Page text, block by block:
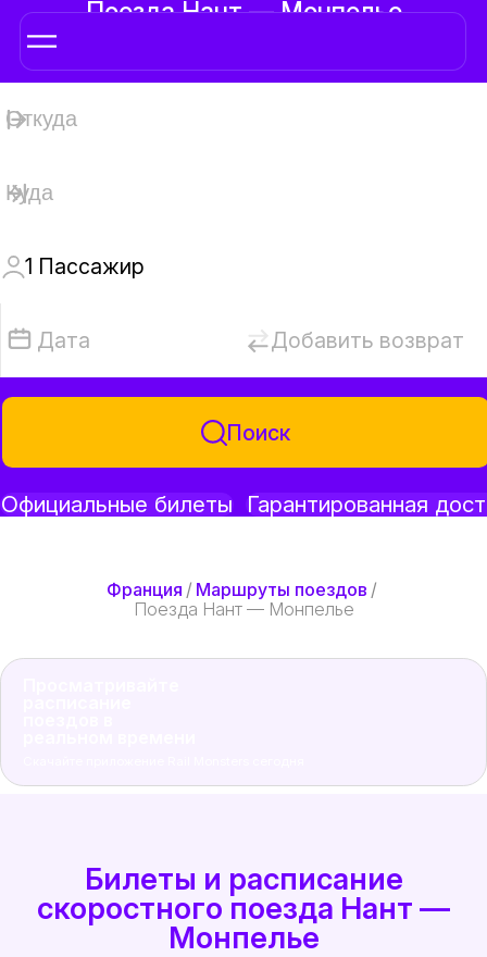
Поезда Нант — Монпелье
1 Пассажир
Дата Добавить возврат
Поиск
Официальные билеты Гарантированная
Франция / Маршруты поездов /
Поезда Нант — Монпелье
Билеты и расписание
скоростного поезда Нант —
Монпелье